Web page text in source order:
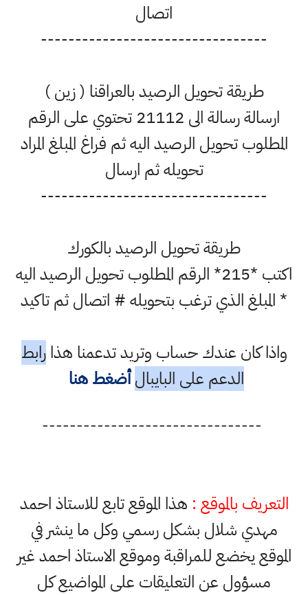
اتصال
---------------------------------
طريقة تحويل الرصيد بالعراقنا ( زين )
ارسالة رسالة الى 21112 تحتوي على الرقم
المطلوب تحويل الرصيد اليه ثم فراغ المبلغ المراد
تحويله ثم ارسال
---------------------------------
طريقة تحويل الرصيد بالكورك
اكتب *215* الرقم المطلوب تحويل الرصيد اليه
* المبلغ الذي ترغب بتحويله # اتصال ثم تاكيد
واذا كان عندك حساب وتريد تدعمنا هذارابط
الدعم على البايبال أضغط هنا
--------------------------------
التعريف بالموقع : هذا الموقع تابع للاستاذ احمد
مهدي شلال بشكل رسمي وكل ما ينشر في
الموقع يخضع للمراقبة وموقع الاستاذ احمد غير
مسؤول عن التعليقات على المواضيع كل